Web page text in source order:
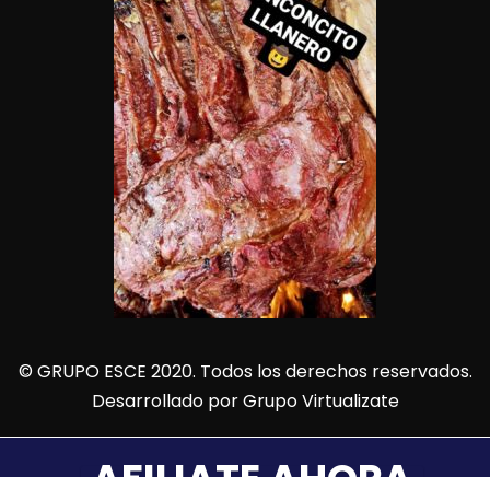
© GRUPO ESCE 2020. Todos los derechos reservados.
Desarrollado porGrupo Virtualizate